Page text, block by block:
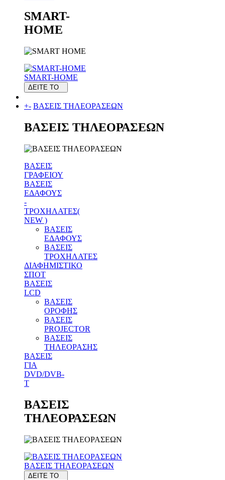
SMART-
HOME
SMART-HOME
ΔΕΙΤΕ ΤΟ
+- ΒΑΣΕΙΣ ΤΗΛΕΟΡΑΣΕΩΝ
ΒΑΣΕΙΣ ΤΗΛΕΟΡΑΣΕΩΝ
ΒΑΣΕΙΣ
ΓΡΑΦΕΙΟΥ
ΒΑΣΕΙΣ
ΕΔΑΦΟΥΣ
-
ΤΡΟΧΗΛΑΤΕΣ(
NEW )
ΒΑΣΕΙΣ
ΕΔΑΦΟΥΣ
ΒΑΣΕΙΣ
ΤΡΟΧΗΛΑΤΕΣ
ΔΙΑΦΗΜΙΣΤΙΚΟ
ΣΠΟΤ
ΒΑΣΕΙΣ
LCD
ΒΑΣΕΙΣ
ΟΡΟΦΗΣ
ΒΑΣΕΙΣ
PROJECTOR
ΒΑΣΕΙΣ
ΤΗΛΕΟΡΑΣΗΣ
ΒΑΣΕΙΣ
ΓΙΑ
DVD/DVB-
T
ΒΑΣΕΙΣ
ΤΗΛΕΟΡΑΣΕΩΝ
ΒΑΣΕΙΣ ΤΗΛΕΟΡΑΣΕΩΝ
ΔΕΙΤΕ ΤΟ